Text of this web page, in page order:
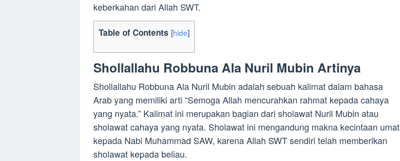
keberkahan dari Allah SWT.
Table of Contents [hide]
Shollallahu Robbuna Ala Nuril Mubin Artinya
Shollallahu Robbuna Ala Nuril Mubin adalah sebuah kalimat dalam bahasa
Arab yang memiliki arti “Semoga Allah mencurahkan rahmat kepada cahaya
yang nyata.” Kalimat ini merupakan bagian dari sholawat Nuril Mubin atau
sholawat cahaya yang nyata. Sholawat ini mengandung makna kecintaan umat
kepada Nabi Muhammad SAW, karena Allah SWT sendiri telah memberikan
sholawat kepada beliau.